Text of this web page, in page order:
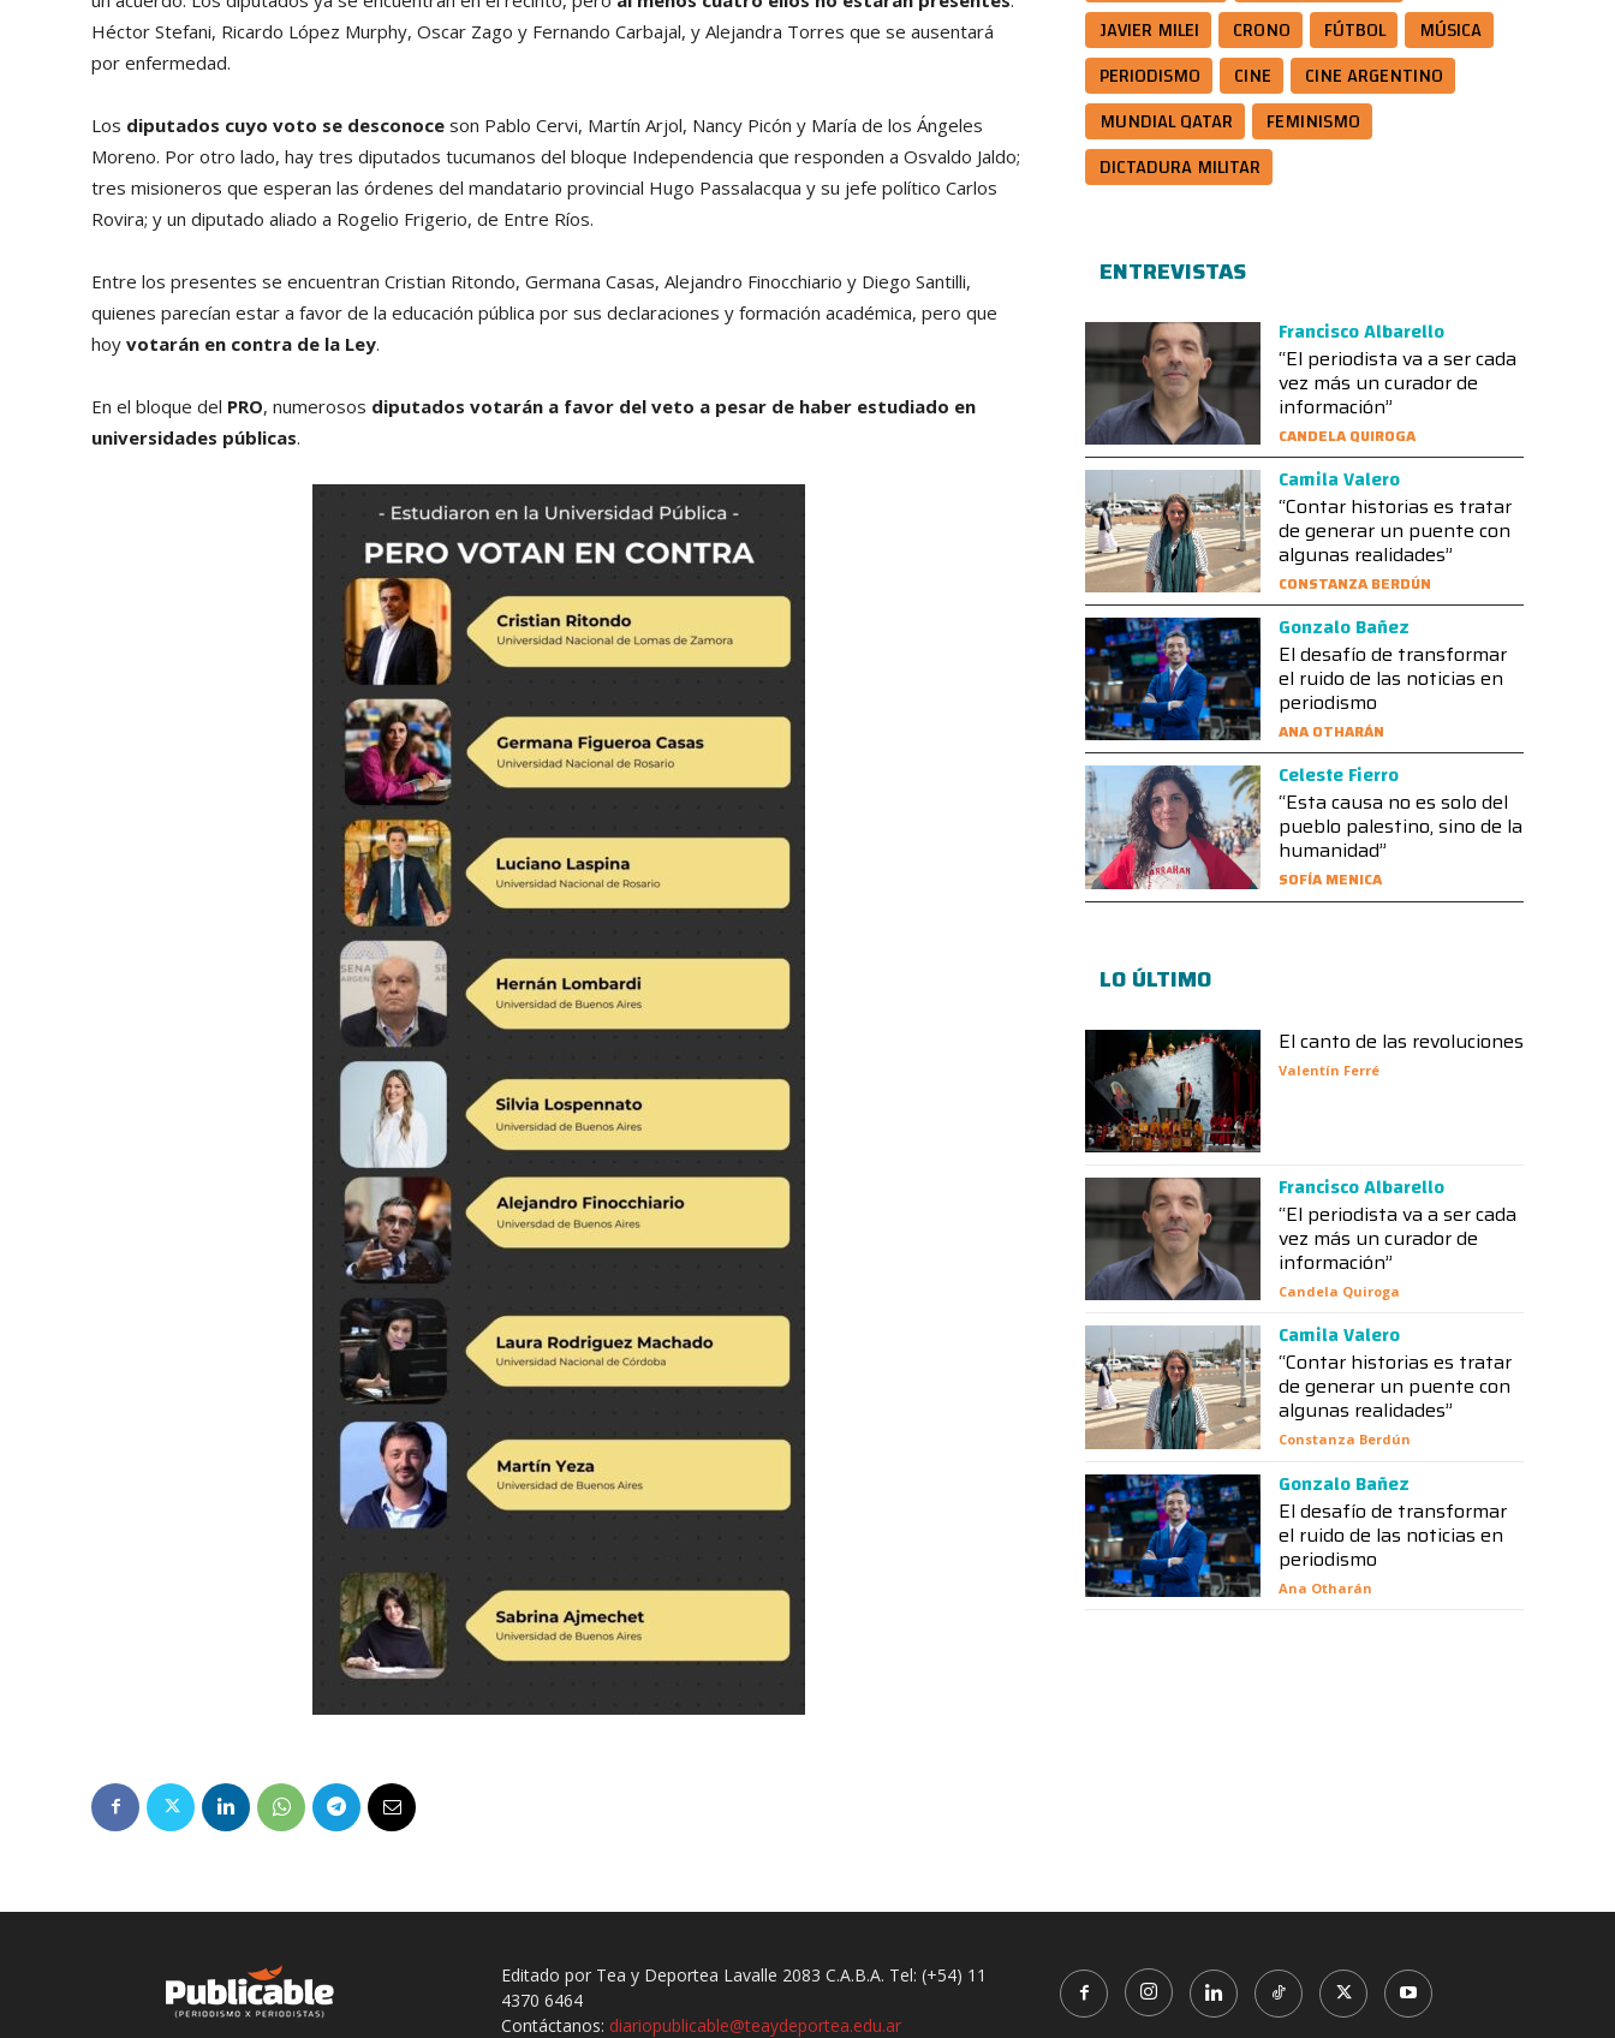
Héctor Stefani, Ricardo López Murphy, Oscar Zago y Fernando Carbajal, y Alejandra Torres que se ausentará
por enfermedad.
Los diputados cuyo voto se desconoce son Pablo Cervi, Martín Arjol, Nancy Picón y María de los Ángeles
Moreno. Por otro lado, hay tres diputados tucumanos del bloque Independencia que responden a Osvaldo Jaldo;
tres misioneros que esperan las órdenes del mandatario provincial Hugo Passalacqua y su jefe político Carlos
Rovira; y un diputado aliado a Rogelio Frigerio, de Entre Ríos.
Entre los presentes se encuentran Cristian Ritondo, Germana Casas, Alejandro Finocchiario y Diego Santilli,
quienes parecían estar a favor de la educación pública por sus declaraciones y formación académica, pero que
hoy votarán en contra de la Ley.
En el bloque del PRO, numerosos diputados votarán a favor del veto a pesar de haber estudiado en
universidades públicas.
JAVIER MILEI
CRONO FÚTBOL
MÚSICA
PERIODISMO
CINE
CINE ARGENTINO
MUNDIAL QATAR
FEMINISMO
DICTADURA MILITAR
ENTREVISTAS
Francisco Albarello
“El periodista va a ser cada
vez más un curador de
información”
CANDELA QUIROGA
Camila Valero
“Contar historias es tratar
de generar un puente con
algunas realidades”
CONSTANZA BERDÚN
Gonzalo Bañez
El desafío de transformar
el ruido de las noticias en
periodismo
ANA OTHARÁN
Celeste Fierro
“Esta causa no es solo del
pueblo palestino, sino de la
humanidad”
SOFÍA MENICA
LO ÚLTIMO
El canto de las revoluciones
Valentín Ferré
Francisco Albarello
“El periodista va a ser cada
vez más un curador de
información”
Candela Quiroga
Camila Valero
“Contar historias es tratar
de generar un puente con
algunas realidades”
Constanza Berdún
Gonzalo Bañez
El desafío de transformar
el ruido de las noticias en
periodismo
Ana Otharán
Editado por Tea y Deportea Lavalle 2083 C.A.B.A. Tel: (+54) 11
4370 6464
Contáctanos: diariopublicable@teaydeportea.edu.ar